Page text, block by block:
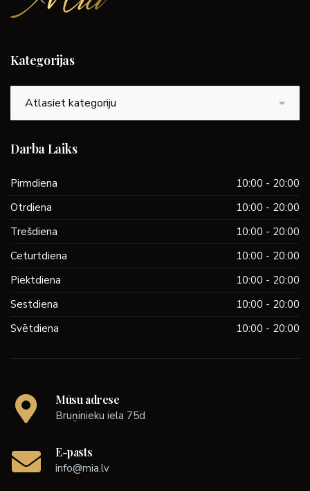
Kategorijas
Darba Laiks
Pirmdiena
10:00 - 20:00
Otrdiena
10:00 - 20:00
Trešdiena
10:00 - 20:00
Ceturtdiena
10:00 - 20:00
Piektdiena
10:00 - 20:00
Sestdiena
10:00 - 20:00
Svētdiena
10:00 - 20:00
Mūsu adrese
Bruņinieku iela 75d
E-pasts
info@mia.lv